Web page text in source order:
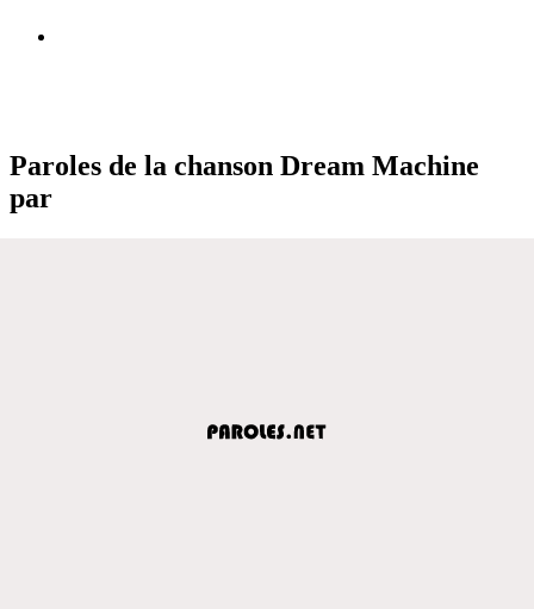
Paroles de la chanson Dream Machine
par